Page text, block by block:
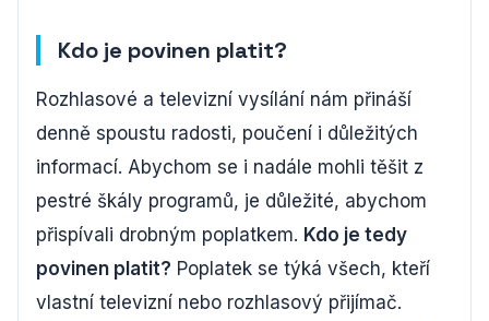
Kdo je povinen platit?
Rozhlasové a televizní vysílání nám přináší
denně spoustu radosti, poučení i důležitých
informací. Abychom se i nadále mohli těšit z
pestré škály programů, je důležité, abychom
přispívali drobným poplatkem. Kdo je tedy
povinen platit? Poplatek se týká všech, kteří
vlastní televizní nebo rozhlasový přijímač.